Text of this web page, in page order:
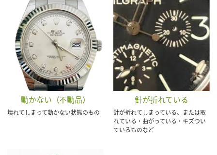
動かない（不動品）
壊れてしまって動かない状態のもの
針が折れている
針が折れてしまっている、または取
れている・曲がっている・キズつい
ているものなど